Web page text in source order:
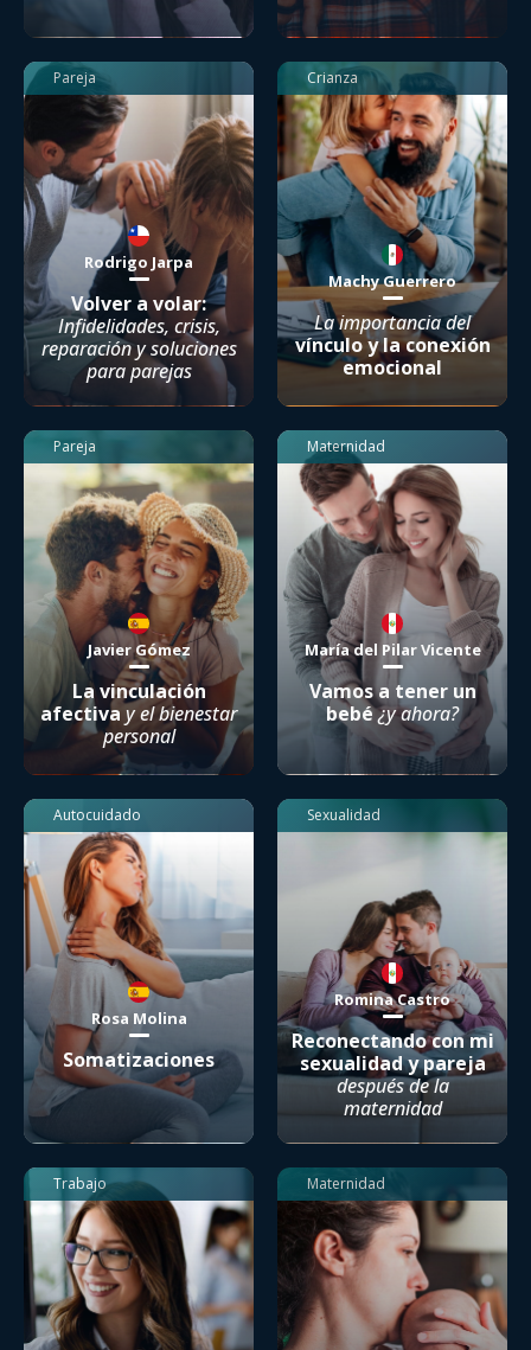
Pareja
Rodrigo Jarpa
Volver a volar:
Infidelidades, crisis,
reparación y soluciones
para parejas
Crianza
Machy Guerrero
La importancia del
vínculo y la conexión
emocional
Pareja
Javier Gómez
La vinculación
afectivay el bienestar
personal
Maternidad
María del Pilar Vicente
Vamos a tener un
bebé¿y ahora?
Autocuidado
Rosa Molina
Somatizaciones
Sexualidad
Romina Castro
Reconectando con mi
sexualidad y pareja
después de la
maternidad
Trabajo Maternidad